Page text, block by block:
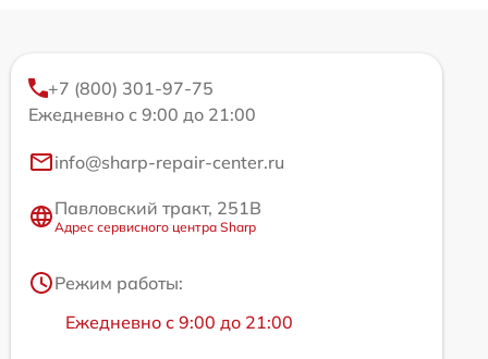
+7 (800) 301-97-75
Ежедневно с 9:00 до 21:00
info@sharp-repair-center.ru
Павловский тракт, 251В
Адрес сервисного центра Sharp
Режим работы:
Ежедневно с 9:00 до 21:00